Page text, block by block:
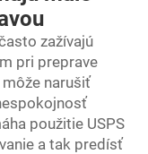
zažívajú
pri preprave
narušiť
použitie USPS
a tak predísť